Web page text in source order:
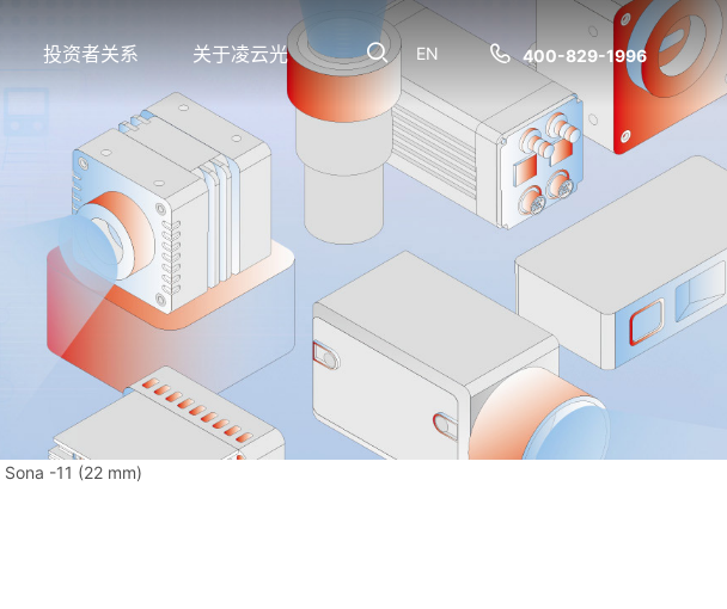
400-829-1996
EN
投资者关系 关于凌云光
Sona -11 (22 mm)